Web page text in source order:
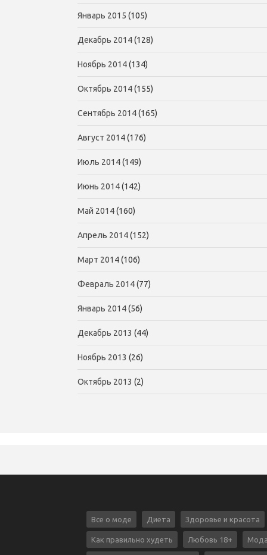
Январь 2015 (105)
Декабрь 2014(128)
Ноябрь 2014(134)
Октябрь 2014(155)
Сентябрь 2014(165)
Август 2014(176)
Июль 2014(149)
Июнь 2014(142)
Май 2014(160)
Апрель 2014(152)
Март 2014(106)
Февраль 2014(77)
Январь 2014(56)
Декабрь 2013 (44)
Ноябрь 2013 (26)
Октябрь 2013 (2)
Все о моде Диета Здоровье и красота
Как правильно худеть Любовь 18+